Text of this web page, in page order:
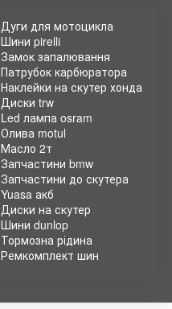
Дуги для мотоцикла
Шини pirelli
Замок запалювання
Патрубок карбюратора
Наклейки на скутер хонда
Диски trw
Led лампа osram
Олива motul
Масло 2т
Запчастини bmw
Запчастини до скутера
Yuasa акб
Диски на скутер
Шини dunlop
Тормозна рідина
Ремкомплект шин